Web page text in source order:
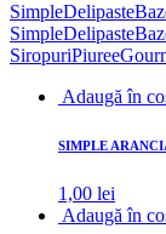
SimpleDelipaste
SimpleDelipaste
SiropuriPiuree
Adaugă în
SIMPLE
1,00 lei
Adaugă în